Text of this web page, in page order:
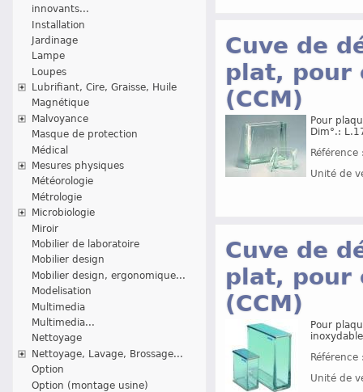
innovants...
Installation
Jardinage
Lampe
Loupes
Lubrifiant, Cire, Graisse, Huile
Magnétique
Malvoyance
Masque de protection
Médical
Mesures physiques
Météorologie
Métrologie
Microbiologie
Miroir
Mobilier de laboratoire
Mobilier design
Mobilier design, ergonomique...
Modelisation
Multimedia
Multimedia...
Nettoyage
Nettoyage, Lavage, Brossage...
Option
Option (montage usine)
Cuve de
plat, pour
(CCM)
Pour
Dim°.:
Unité de
Cuve de
plat, pour
(CCM)
Pour
Unité de